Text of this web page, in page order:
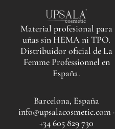
Material profesional para
uñas sin HEMA ni TPO.
Distribuidor oficial de La
Femme Professionnel en
España.
Barcelona, España
info@upsalacosmetic.com ·
+34 605 829 730